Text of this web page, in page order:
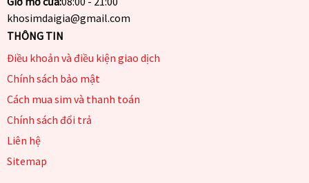
khosimdaigia@gmail.com
THÔNG TIN
Điều khoản và điều kiện giao dịch
Chính sách bảo mật
Cách mua sim và thanh toán
Chính sách đổi trả
Liên hệ
Sitemap